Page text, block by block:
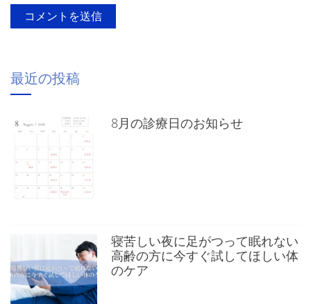
最近の投稿
8月の診療日のお知らせ
寝苦しい夜に足がつって眠れない
高齢の方に今すぐ試してほしい体
のケア